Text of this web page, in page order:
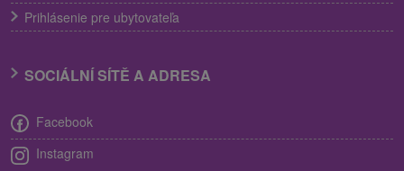
Prihlásenie pre ubytovateľa
SOCIÁLNÍ SÍTĚ A ADRESA
Facebook
Instagram